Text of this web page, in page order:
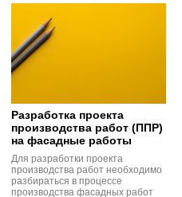
Разработка проекта
производства работ (ППР)
на фасадные работы
Для разработки проекта
производства работ необходимо
разбираться в процессе
производства фасадных работ